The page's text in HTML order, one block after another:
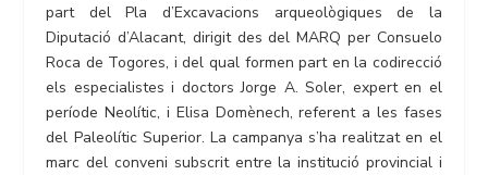
part del Pla d’Excavacions arqueològiques de la
Diputació d’Alacant, dirigit des del MARQ per Consuelo
Roca de Togores, i del qual formen part en la codirecció
els especialistes i doctors Jorge A. Soler, expert en el
període Neolític, i Elisa Domènech, referent a les fases
del Paleolític Superior. La campanya s’ha realitzat en el
marc del conveni subscrit entre la institució provincial i